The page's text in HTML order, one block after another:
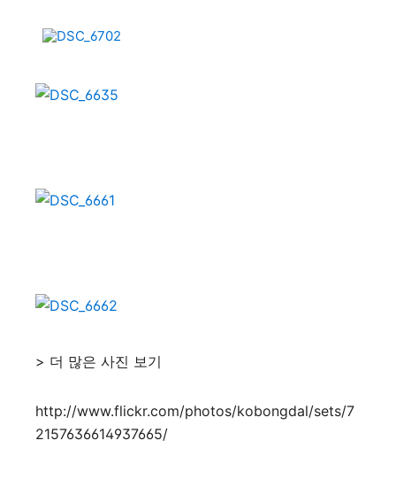
> 더 많은 사진 보기
http://www.flickr.com/photos/kobongdal/sets/7
2157636614937665/